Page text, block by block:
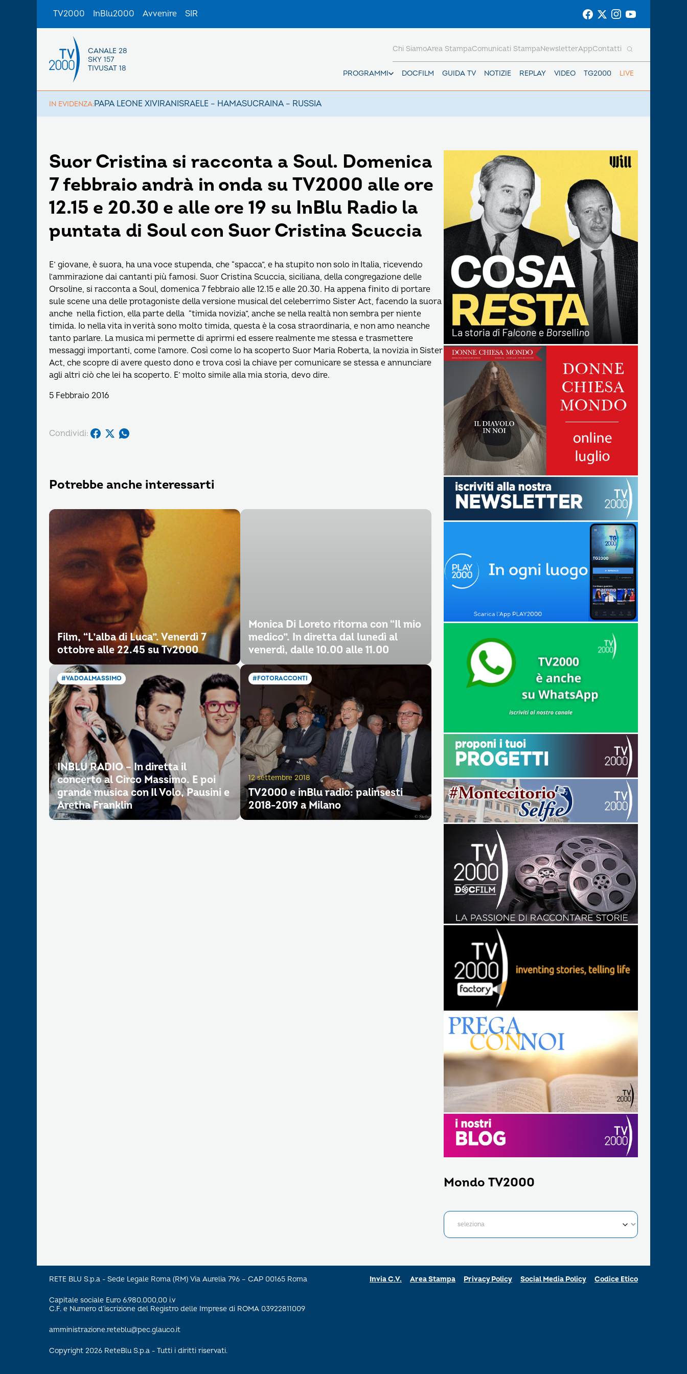
TV2000 InBlu2000 Avvenire SIR
CANALE 28
SKY 157
TIVUSAT 18
PROGRAMMI DOCFILM GUIDA TV NOTIZIE REPLAY VIDEO TG2000 LIVE
Chi SiamoArea StampaComunicati StampaNewsletterAppContatti
IN EVIDENZA:PAPA LEONE XIVIRANISRAELE – HAMASUCRAINA – RUSSIA
Suor Cristina si racconta a Soul. Domenica
7 febbraio andrà in onda su TV2000 alle ore
12.15 e 20.30 e alle ore 19 su InBlu Radio la
puntata di Soul con Suor Cristina Scuccia
E’ giovane, è suora, ha una voce stupenda, che “spacca”, e ha stupito non solo in Italia, ricevendo
l’ammirazione dai cantanti più famosi. Suor Cristina Scuccia, siciliana, della congregazione delle
Orsoline, si racconta a Soul, domenica 7 febbraio alle 12.15 e alle 20.30. Ha appena finito di portare
sule scene una delle protagoniste della versione musical del celeberrimo Sister Act, facendo la suora
anche nella fiction, ella parte della “timida novizia”, anche se nella realtà non sembra per niente
timida. Io nella vita in verità sono molto timida, questa è la cosa straordinaria, e non amo neanche
tanto parlare. La musica mi permette di aprirmi ed essere realmente me stessa e trasmettere
messaggi importanti, come l’amore. Così come lo ha scoperto Suor Maria Roberta, la novizia in Sister
Act, che scopre di avere questo dono e trova così la chiave per comunicare se stessa e annunciare
agli altri ciò che lei ha scoperto. E’ molto simile alla mia storia, devo dire.
5 Febbraio 2016
Condividi:
Potrebbe anche interessarti
Film, “L’alba di Luca”. Venerdì 7
ottobre alle 22.45 su Tv2000
Monica Di Loreto ritorna con “Il mio
medico”. In diretta dal lunedì al
venerdì, dalle 10.00 alle 11.00
#VADOALMASSIMO
INBLU RADIO – In diretta il
concerto al Circo Massimo. E poi
grande musica con Il Volo, Pausini e
Aretha Franklin
#FOTORACCONTI
12 settembre 2018
TV2000 e inBlu radio: palinsesti
2018-2019 a Milano
Mondo TV2000
RETE BLU S.p.a - Sede Legale Roma (RM) Via Aurelia 796 – CAP 00165 Roma
Capitale sociale Euro 6.980.000,00 i.v
C.F. e Numero d’iscrizione del Registro delle Imprese di ROMA 03922811009
amministrazione.reteblu@pec.glauco.it
Copyright 2026 ReteBlu S.p.a - Tutti i diritti riservati.
Invia C.V. Area Stampa Privacy Policy Social Media Policy Codice Etico